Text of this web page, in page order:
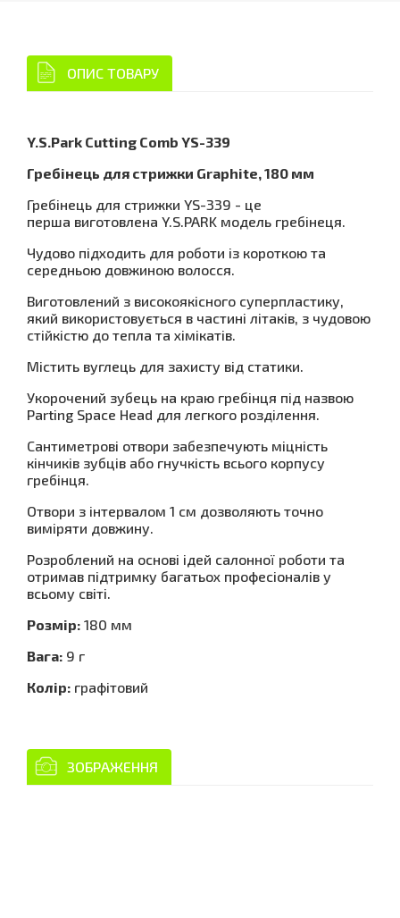
ОПИС ТОВАРУ
Y.S.Park Cutting Comb YS-339
Гребінець для стрижки Graphite, 180 мм
Гребінець для стрижки YS-339 - це
перша виготовлена Y.S.PARK модель гребінеця.
Чудово підходить для роботи із короткою та
середньою довжиною волосся.
Виготовлений з високоякісного суперпластику,
який використовується в частині літаків, з чудовою
стійкістю до тепла та хімікатів.
Містить вуглець для захисту від статики.
Укорочений зубець на краю гребінця під назвою
Parting Space Head для легкого розділення.
Сантиметрові отвори забезпечують міцність
кінчиків зубців або гнучкість всього корпусу
гребінця.
Отвори з інтервалом 1 см дозволяють точно
виміряти довжину.
Розроблений на основі ідей салонної роботи та
отримав підтримку багатьох професіоналів у
всьому світі.
Розмір: 180 мм
Вага: 9 г
Колір: графітовий
ЗОБРАЖЕННЯ